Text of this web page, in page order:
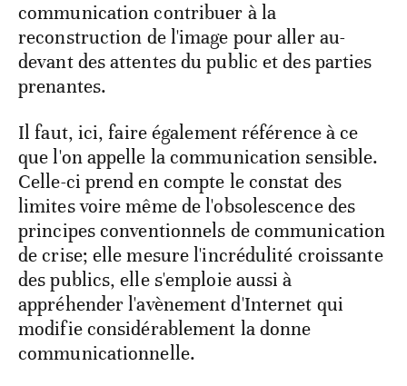
communication contribuer à la
reconstruction de l'image pour aller au-
devant des attentes du public et des parties
prenantes.
Il faut, ici, faire également référence à ce
que l'on appelle la communication sensible.
Celle-ci prend en compte le constat des
limites voire même de l'obsolescence des
principes conventionnels de communication
de crise; elle mesure l'incrédulité croissante
des publics, elle s'emploie aussi à
appréhender l'avènement d'Internet qui
modifie considérablement la donne
communicationnelle.